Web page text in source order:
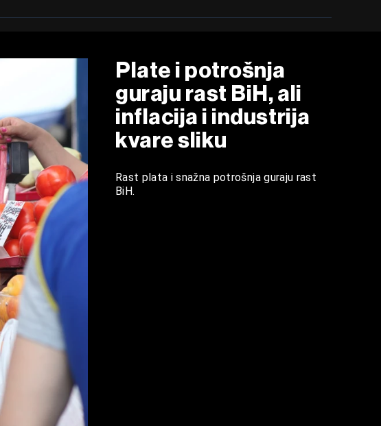
Plate i potrošnja
guraju rast BiH, ali
inflacija i industrija
kvare sliku
Rast plata i snažna potrošnja guraju rast
BiH.